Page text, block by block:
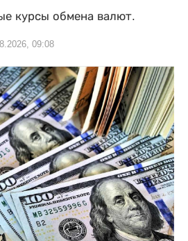
курсы обмена валют.
09:08